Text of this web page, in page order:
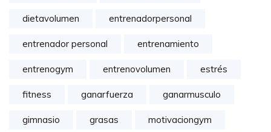
dietavolumen entrenadorpersonal
entrenador personal entrenamiento
entrenogym entrenovolumen estrés
fitness ganarfuerza ganarmusculo
gimnasio grasas motivaciongym